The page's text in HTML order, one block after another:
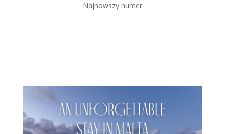
Najnowszy numer